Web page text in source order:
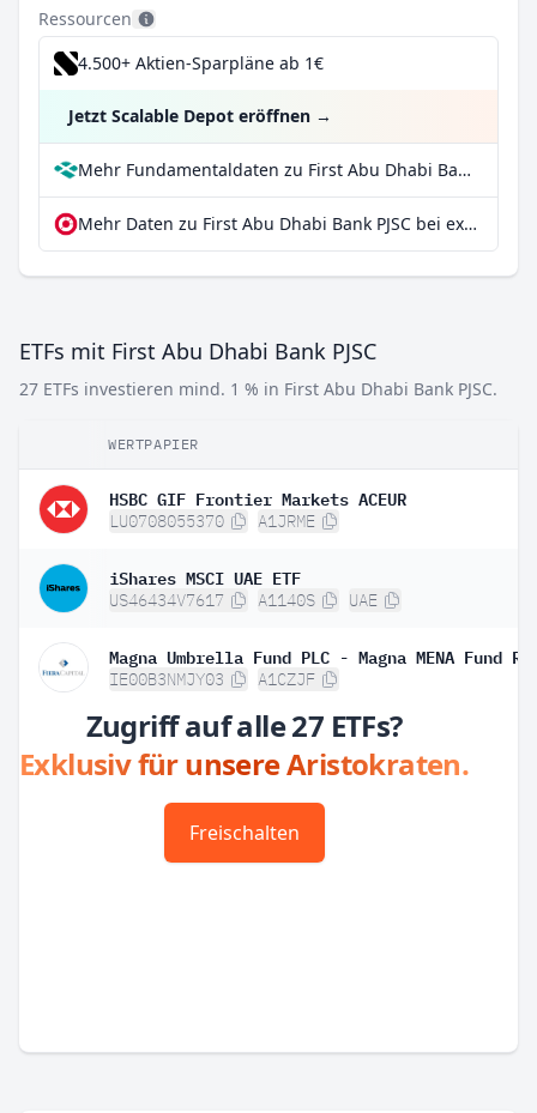
Ressourcen
4.500+ Aktien-Sparpläne ab 1€
Jetzt Scalable Depot eröffnen →
Mehr Fundamentaldaten zu First Abu Dhabi Bank PJSC bei Parqet
Mehr Daten zu First Abu Dhabi Bank PJSC bei extraETF
ETFs mit First Abu Dhabi Bank PJSC
27 ETFs investieren mind. 1 % in First Abu Dhabi Bank PJSC.
WERTPAPIER
HSBC GIF Frontier Markets ACEUR
LU0708055370 A1JRME
iShares MSCI UAE ETF
US46434V7617 A1140S UAE
Magna Umbrella Fund PLC - Magna MENA Fund R
IE00B3NMJY03 A1CZJF
Zugriff auf alle 27 ETFs?
Exklusiv für unsere Aristokraten.
Freischalten